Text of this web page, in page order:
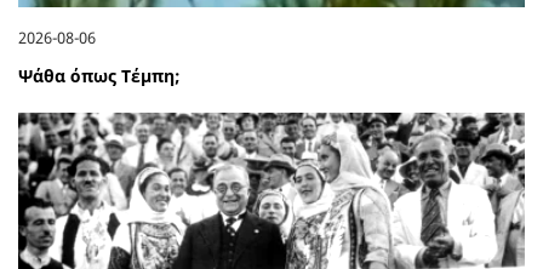
2026-08-06
Ψάθα όπως Τέμπη;